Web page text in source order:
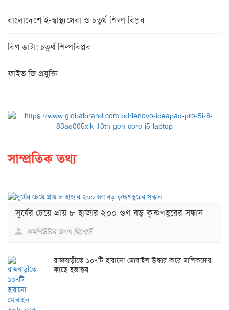
বাংলাদেশে ই-স্বাস্থ্যসেবা ও চতুর্থ শিল্প বিপ্লব
বিগ ডাটা: চতুর্থ শিল্পবিপ্লব
ফাইভ জি প্রযুক্তি
সাম্প্রতিক তথ্য
সূর্যের চেয়ে প্রায় ৮ হাজার ২০০ গুণ বড় কৃষ্ণগহ্বরের সন্ধান
কমপিউটার জগৎ রিপোর্ট
রাজবাড়ীতে ১০৭টি হারানো মোবাইল উদ্ধার করে মালিকদের
কাছে হস্তান্তর